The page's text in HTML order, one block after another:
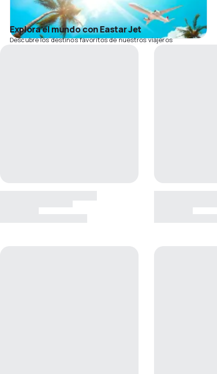
Explora el mundo con Eastar Jet
Descubre los destinos favoritos de nuestros viajeros